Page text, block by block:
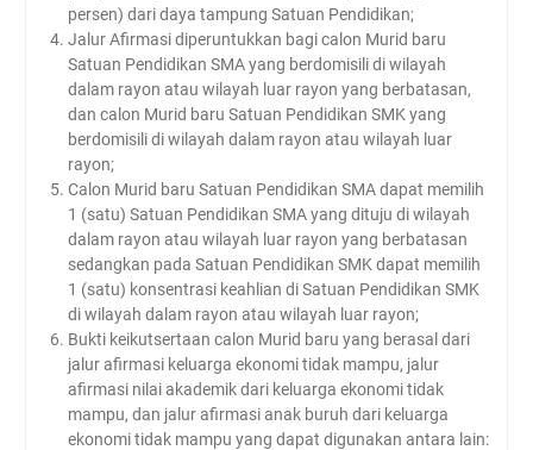
persen) dari daya tampung Satuan Pendidikan;
Jalur Afirmasi diperuntukkan bagi calon Murid baru
Satuan Pendidikan SMA yang berdomisili di wilayah
dalam rayon atau wilayah luar rayon yang berbatasan,
dan calon Murid baru Satuan Pendidikan SMK yang
berdomisili di wilayah dalam rayon atau wilayah luar
rayon;
Calon Murid baru Satuan Pendidikan SMA dapat memilih
1 (satu) Satuan Pendidikan SMA yang dituju di wilayah
dalam rayon atau wilayah luar rayon yang berbatasan
sedangkan pada Satuan Pendidikan SMK dapat memilih
1 (satu) konsentrasi keahlian di Satuan Pendidikan SMK
di wilayah dalam rayon atau wilayah luar rayon;
Bukti keikutsertaan calon Murid baru yang berasal dari
jalur afirmasi keluarga ekonomi tidak mampu, jalur
afirmasi nilai akademik dari keluarga ekonomi tidak
mampu, dan jalur afirmasi anak buruh dari keluarga
ekonomi tidak mampu yang dapat digunakan antara lain: